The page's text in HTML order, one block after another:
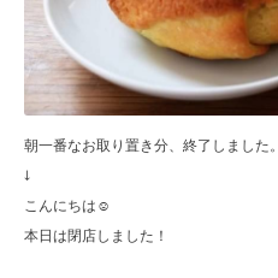
朝一番なお取り置き分、終了しました。
↓
こんにちは☺︎
本日は閉店しました！